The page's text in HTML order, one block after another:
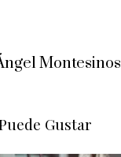
Montesinos
Gustar